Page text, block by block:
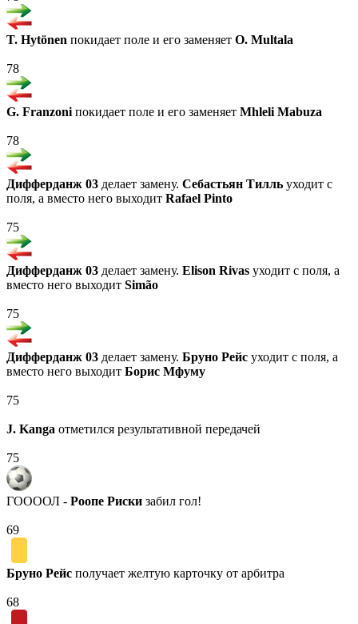
T. Hytönen покидает поле и его заменяет O. Multala
78
G. Franzoni покидает поле и его заменяет Mhleli Mabuza
78
Дифферданж 03 делает замену. Себастьян Тилль уходит с
поля, а вместо него выходит Rafael Pinto
75
Дифферданж 03 делает замену. Elison Rivas уходит с поля, а
вместо него выходит Simão
75
Дифферданж 03 делает замену. Бруно Рейс уходит с поля, а
вместо него выходит Борис Мфуму
75
J. Kanga отметился результативной передачей
75
ГООООЛ - Роопе Риски забил гол!
69
Бруно Рейс получает желтую карточку от арбитра
68